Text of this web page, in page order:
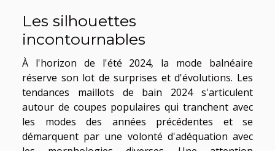
Les silhouettes
incontournables
À l'horizon de l'été 2024, la mode balnéaire
réserve son lot de surprises et d'évolutions. Les
tendances maillots de bain 2024 s'articulent
autour de coupes populaires qui tranchent avec
les modes des années précédentes et se
démarquent par une volonté d'adéquation avec